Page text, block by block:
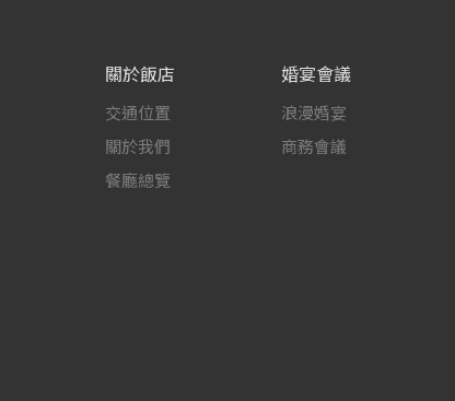
關於飯店
交通位置
關於我們
餐廳總覽
婚宴會議
浪漫婚宴
商務會議